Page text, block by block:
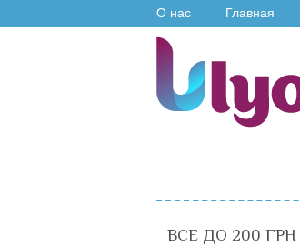
О нас Главная
ВСЕ ДО 200 ГРН